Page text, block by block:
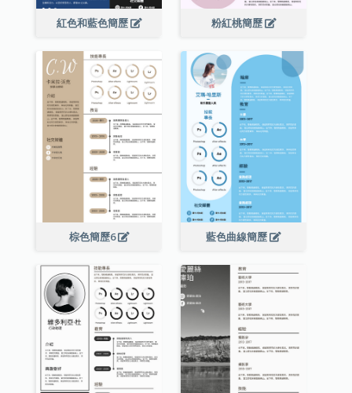
紅色和藍色簡歷 粉紅桃簡歷
棕色簡歷6 藍色曲線簡歷